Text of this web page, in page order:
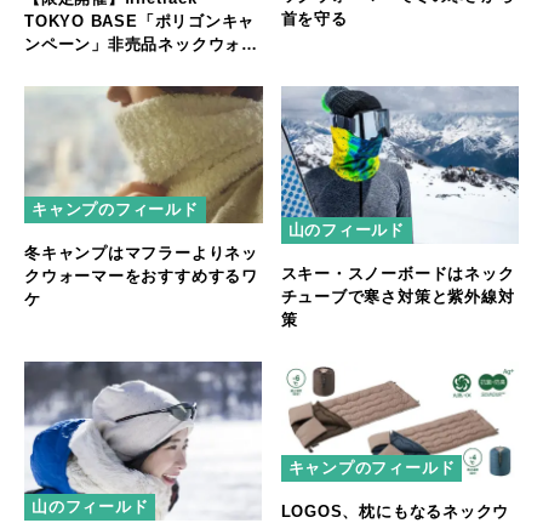
TOKYO BASE「ポリゴンキャ
ンペーン」非売品ネックウォー
首を守る
キャンプのフィールド
冬キャンプはマフラーよりネッ
クウォーマーをおすすめするワ
ケ
山のフィールド
スキー・スノーボードはネック
チューブで寒さ対策と紫外線対
策
山のフィールド
キャンプのフィールド
LOGOS、枕にもなるネックウ